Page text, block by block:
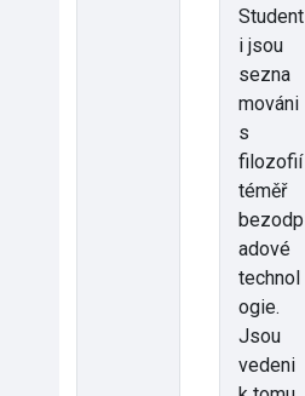
Student
i jsou
sezna
mováni
s
filozofií
téměř
bezodp
adové
technol
ogie.
Jsou
vedeni